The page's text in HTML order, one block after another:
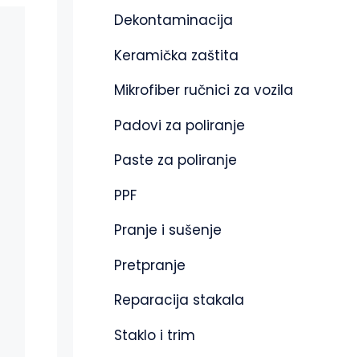
Dekontaminacija
Keramička zaštita
Mikrofiber ručnici za vozila
Padovi za poliranje
Paste za poliranje
PPF
Pranje i sušenje
Pretpranje
Reparacija stakala
Staklo i trim